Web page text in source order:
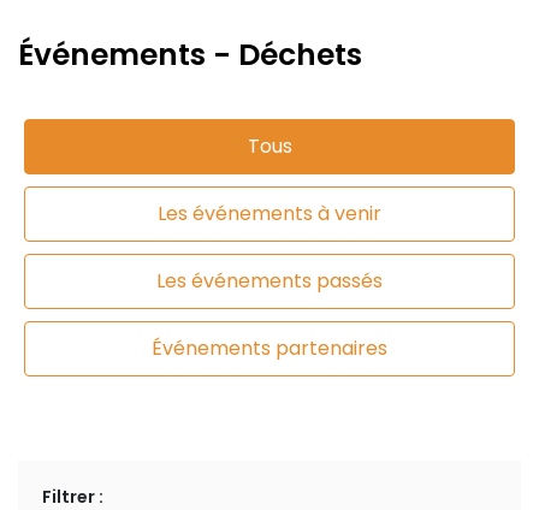
Événements - Déchets
Tous
Les événements à venir
Les événements passés
Événements partenaires
Filtrer :